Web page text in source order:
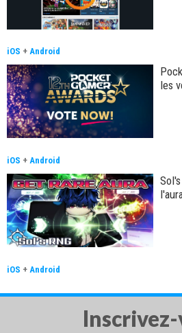
iOS + Android
les
iOS + Android
iOS + Android